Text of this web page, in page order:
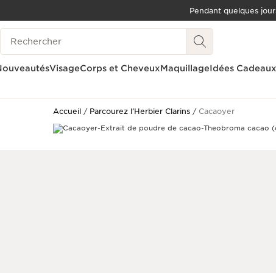
ALLER AU CONTENU
ALLER AU PIED DE PAGE
OUTIL D'ACCESSIBILITÉ
Pendant quelques
Historique des recherches
VisageCorps et CheveuxMaquillageIdées Cadeaux
Accueil Parcourez l’Herbier Clarins Cacaoyer